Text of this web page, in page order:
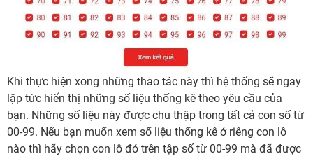
Khi thực hiện xong những thao tác này thì hệ thống sẽ ngay
lập tức hiển thị những số liệu thống kê theo yêu cầu của
bạn. Những số liệu này được chu thập trong tất cả con số từ
00-99. Nếu bạn muốn xem số liệu thống kê ở riêng con lô
nào thì hãy chọn con lô đó trên tập số từ 00-99 mà đã được